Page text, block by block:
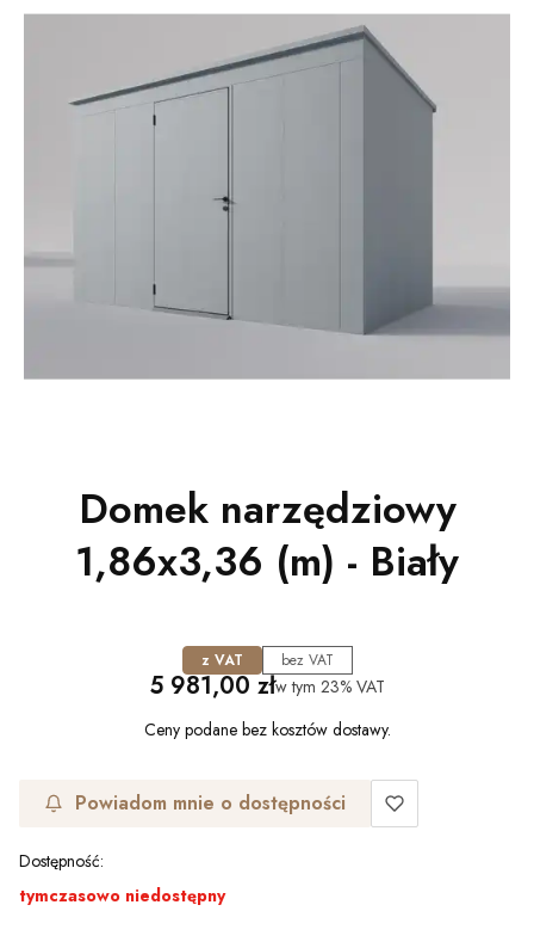
Domek narzędziowy
1,86x3,36 (m) - Biały
z VAT bez VAT
Cena
5 981,00 złw tym 23% VAT
Ceny podane bez kosztów dostawy.
Powiadom mnie o dostępności
Dostępność:
tymczasowo niedostępny